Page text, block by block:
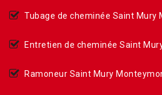
Tubage de cheminée Saint Mury
Entretien de cheminée Saint
Ramoneur Saint Mury